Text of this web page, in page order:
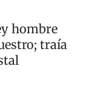
hombre
traía